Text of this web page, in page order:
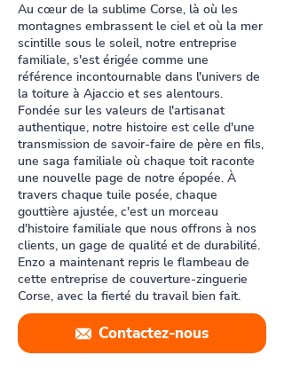
Au cœur de la sublime Corse, là où les
montagnes embrassent le ciel et où la mer
scintille sous le soleil, notre entreprise
familiale, s'est érigée comme une
référence incontournable dans l'univers de
la toiture à Ajaccio et ses alentours.
Fondée sur les valeurs de l'artisanat
authentique, notre histoire est celle d'une
transmission de savoir-faire de père en fils,
une saga familiale où chaque toit raconte
une nouvelle page de notre épopée. À
travers chaque tuile posée, chaque
gouttière ajustée, c'est un morceau
d'histoire familiale que nous offrons à nos
clients, un gage de qualité et de durabilité.
Enzo a maintenant repris le flambeau de
cette entreprise de couverture-zinguerie
Corse, avec la fierté du travail bien fait.
Contactez-nous